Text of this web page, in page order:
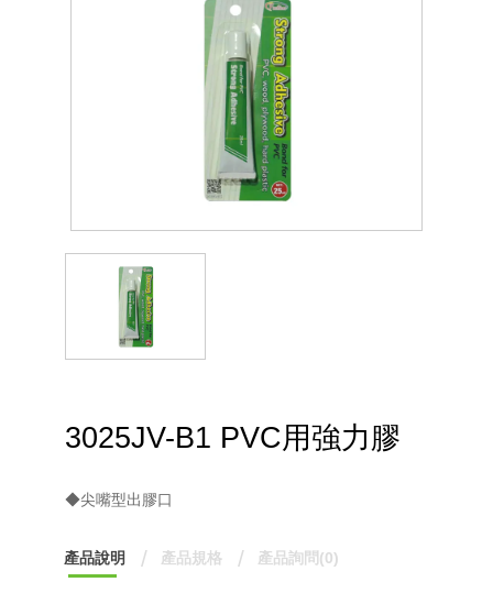
3025JV-B1 PVC用強力膠
◆尖嘴型出膠口
產品說明 產品規格 產品詢問(0)